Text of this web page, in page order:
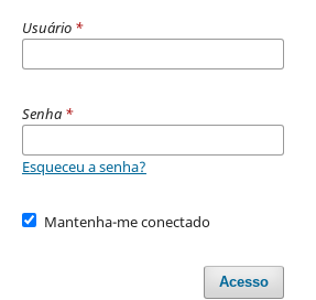
Usuário *
Senha *
Esqueceu a senha?
Mantenha-me conectado
Acesso